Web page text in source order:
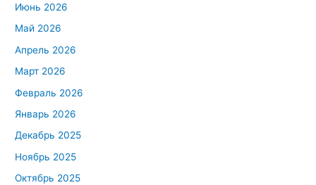
Июнь 2026
Май 2026
Апрель 2026
Март 2026
Февраль 2026
Январь 2026
Декабрь 2025
Ноябрь 2025
Октябрь 2025